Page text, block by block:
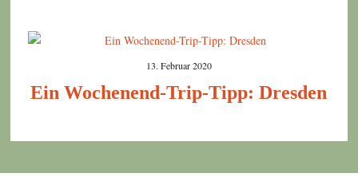
13. Februar 2020
Ein Wochenend-Trip-Tipp: Dresden